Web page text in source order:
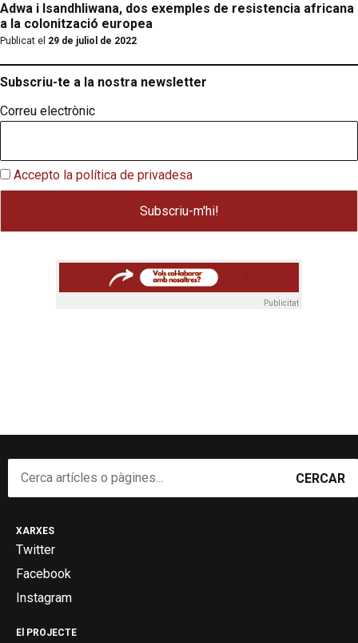
Adwa i Isandhliwana, dos exemples de resistencia africana
a la colonització europea
Publicat el 29 de juliol de 2022
Subscriu-te a la nostra newsletter
Correu electrònic
Accepto la política de privadesa
Publicitat
CERCAR
El PROJECTE
XARXES
Twitter
Facebook
Instagram